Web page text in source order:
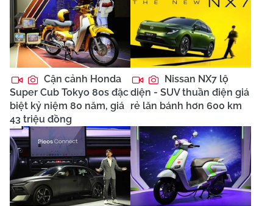
Cận cảnh Honda
Super Cub Tokyo 80s đặc
biệt kỷ niệm 80 năm, giá
43 triệu đồng
Nissan NX7 lộ
diện - SUV thuần điện giá
rẻ lăn bánh hơn 600 km